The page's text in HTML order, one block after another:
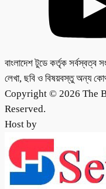
বাংলাদেশ টুডে কর্তৃক সর্বস্বত্ব
লেখা, ছবি ও বিষয়বস্তু অন্য
Copyright © 2026 The
Reserved.
Host by